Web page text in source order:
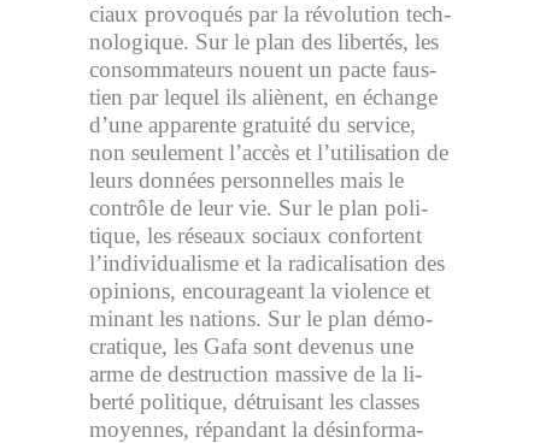
ciaux pro­vo­qués par la ré­vo­lu­tion tech­
no­lo­gique. Sur le plan des li­ber­tés, les
consom­ma­teurs nouent un pacte faus­
tien par le­quel ils aliènent, en échange
d’une ap­pa­rente gra­tuité du ser­vice,
non seule­ment l’ac­cès et l’uti­li­sa­tion de
leurs don­nées per­son­nelles mais le
contrôle de leur vie. Sur le plan po­li­
tique, les ré­seaux so­ciaux confortent
l’in­di­vi­dua­lisme et la ra­di­ca­li­sa­tion des
opi­nions, encoura­geant la vio­lence et
mi­nant les na­tions. Sur le plan dé­mo­
cra­tique, les Gafa sont de­ve­nus une
arme de des­truc­tion mas­sive de la li­
berté po­li­tique, détrui­sant les classes
moyennes, ré­pan­dant la dés­in­for­ma­